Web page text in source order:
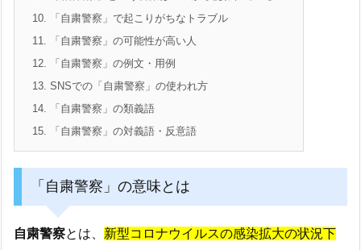
10. 「自粛警察」で起こりがちなトラブル
11. 「自粛警察」の可能性が高い人
12. 「自粛警察」の例文・用例
13. SNSでの「自粛警察」の使われ方
14. 「自粛警察」の類義語
15. 「自粛警察」の対義語・反意語
「自粛警察」の意味とは
自粛警察とは、 新型コロナウイルスの感染拡大の状況下